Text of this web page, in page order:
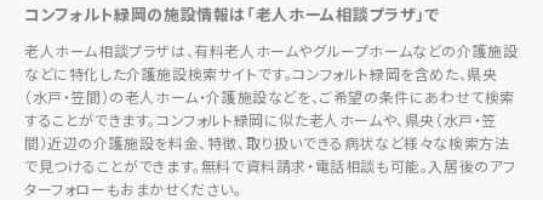
コンフォルト緑岡の施設情報は「老人ホーム相談プラザ」で
老人ホーム相談プラザは、有料老人ホームやグループホームなどの介護施設
などに特化した介護施設検索サイトです。コンフォルト緑岡を含めた、県央
（水戸・笠間）の老人ホーム・介護施設などを、ご希望の条件にあわせて検索
することができます。コンフォルト緑岡に似た老人ホームや、県央（水戸・笠
間）近辺の介護施設を料金、特徴、取り扱いできる病状など様々な検索方法
で見つけることができます。無料で資料請求・電話相談も可能。入居後のアフ
ターフォローもおまかせください。